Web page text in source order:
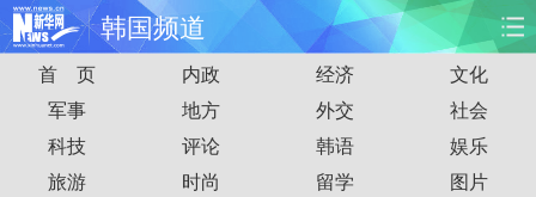
韩国频道
首页 时政 国际 财经
娱乐 体育 人事 教育
首 页 内政 经济
文化
军事
地方 外交
社会
科技
评论 韩语
娱乐
旅游
时尚 留学
图片